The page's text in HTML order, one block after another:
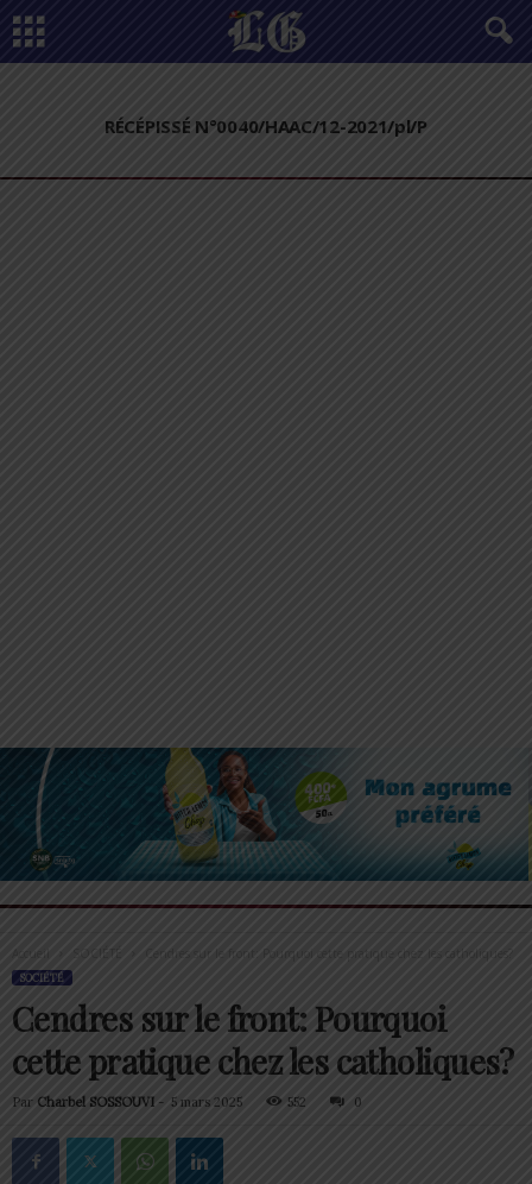
RÉCÉPISSÉ N°0040/HAAC/12-2021/pl/P
Accueil Cendres sur le front: Pourquoi cette pratique chez les catholiques?
SOCIÉTÉ
Cendres sur le front: Pourquoi
cette pratique chez les catholiques?
Par Charbel SOSSOUVI - 5 mars 2025 552 0